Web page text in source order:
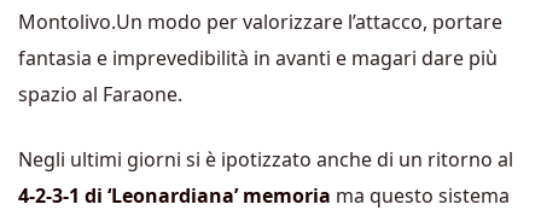
Montolivo.Un modo per valorizzare l’attacco, portare
fantasia e imprevedibilità in avanti e magari dare più
spazio al Faraone.
Negli ultimi giorni si è ipotizzato anche di un ritorno al
4-2-3-1 di ‘Leonardiana’ memoria ma questo sistema